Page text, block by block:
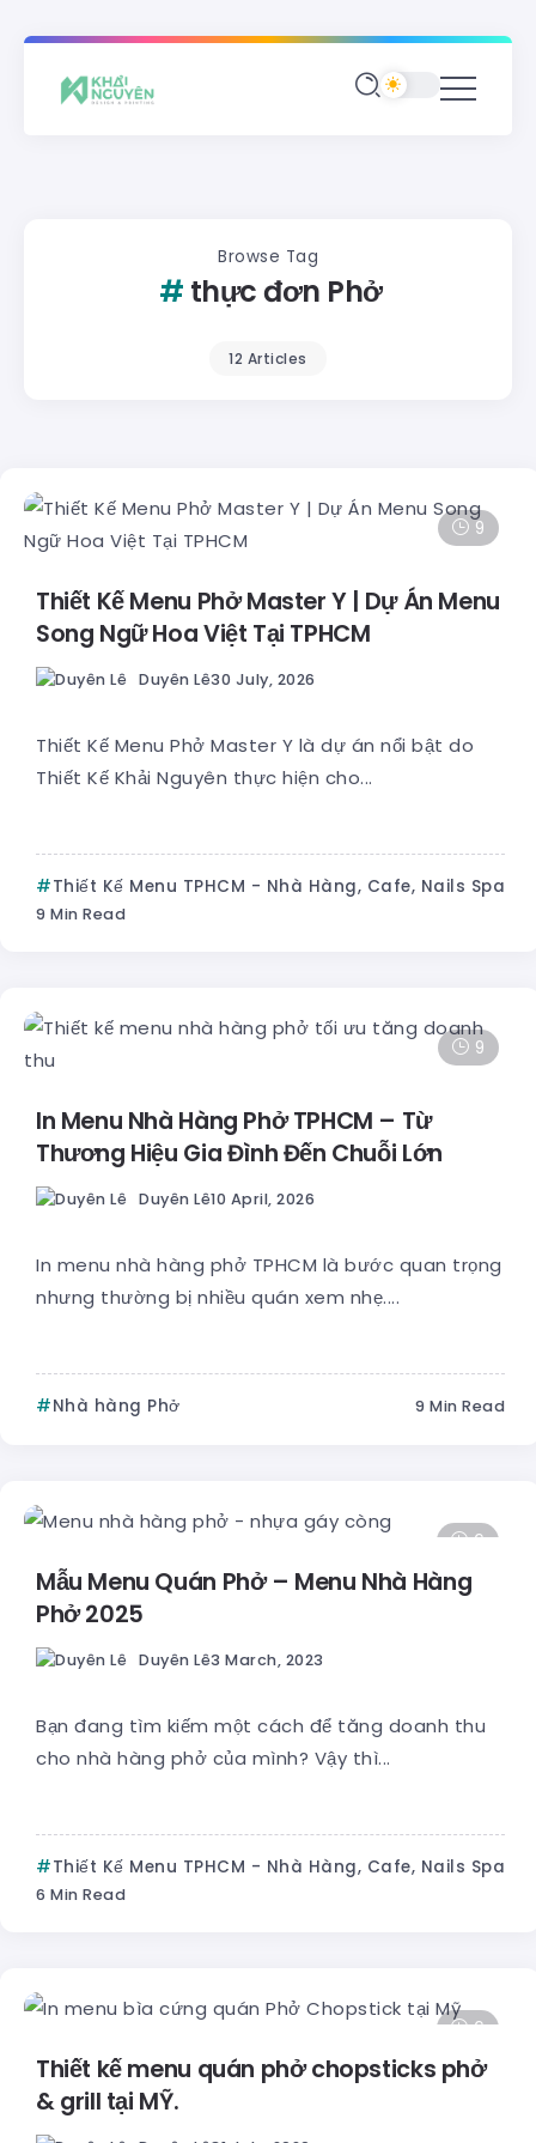
Browse Tag
thực đơn Phở
12 Articles
9
Thiết Kế Menu Phở Master Y | Dự Án Menu
Song Ngữ Hoa Việt Tại TPHCM
Duyên Lê30 July, 2026
Thiết Kế Menu Phở Master Y là dự án nổi bật do
Thiết Kế Khải Nguyên thực hiện cho...
Thiết Kế Menu TPHCM - Nhà Hàng, Cafe, Nails Spa
9 Min Read
9
In Menu Nhà Hàng Phở TPHCM – Từ
Thương Hiệu Gia Đình Đến Chuỗi Lớn
Duyên Lê10 April, 2026
In menu nhà hàng phở TPHCM là bước quan trọng
nhưng thường bị nhiều quán xem nhẹ....
Nhà hàng Phở 9 Min Read
6
Mẫu Menu Quán Phở – Menu Nhà Hàng
Phở 2025
Duyên Lê3 March, 2023
Bạn đang tìm kiếm một cách để tăng doanh thu
cho nhà hàng phở của mình? Vậy thì...
Thiết Kế Menu TPHCM - Nhà Hàng, Cafe, Nails Spa
6 Min Read
6
Thiết kế menu quán phở chopsticks phở
& grill tại MỸ.